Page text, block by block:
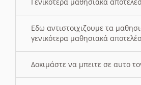
Εδω αντιστοιχιζουμε τα
γενικότερα μαθησιακά
Δοκιμάστε να μπειτε σε αυτο